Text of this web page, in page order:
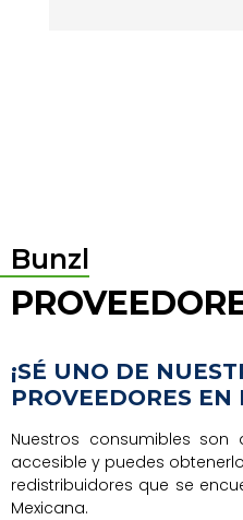
Bunzl
¡SÉ UNO DE
PROVEEDORES EN
Nuestros consumibles
accesible y puedes
redistribuidores que se
Mexicana.